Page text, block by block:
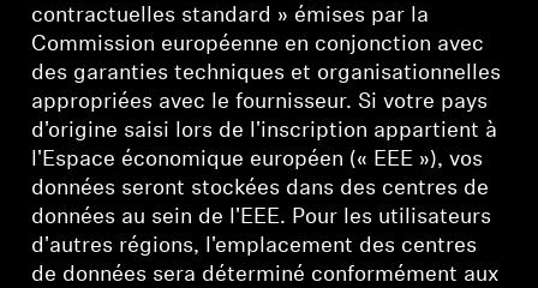
contractuelles standard » émises par la
Commission européenne en conjonction avec
des garanties techniques et organisationnelles
appropriées avec le fournisseur. Si votre pays
d'origine saisi lors de l'inscription appartient à
l'Espace économique européen (« EEE »), vos
données seront stockées dans des centres de
données au sein de l'EEE. Pour les utilisateurs
d'autres régions, l'emplacement des centres
de données sera déterminé conformément aux